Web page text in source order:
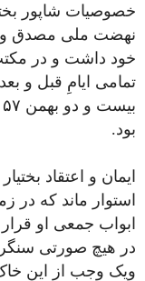
خصوصیات شاپور
نهضت ملی مصدق و
خود داشت و در مکتب
تمامی ایامِ قبل و
بود.
ایمان و اعتقاد
استوار ماند که در
ابواب جمعی او
در هیچ صورتی
ویک وجب از این